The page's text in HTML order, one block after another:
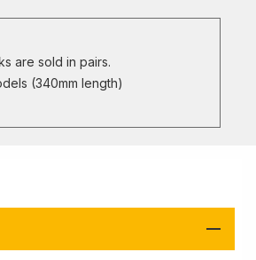
are sold in pairs.
(340mm length)